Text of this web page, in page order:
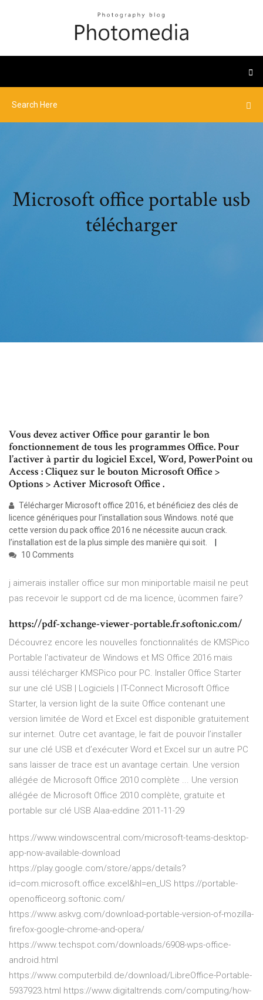
Microsoft office portable usb
télécharger
Vous devez activer Office pour garantir le bon
fonctionnement de tous les programmes Office. Pour
l’activer à partir du logiciel Excel, Word, PowerPoint ou
Access : Cliquez sur le bouton Microsoft Office >
Options > Activer Microsoft Office .
Télécharger Microsoft office 2016, et bénéficiez des clés de
licence génériques pour l’installation sous Windows. noté que
cette version du pack office 2016 ne nécessite aucun crack.
l’installation est de la plus simple des manière qui soit.
10 Comments
j aimerais installer office sur mon miniportable maisil ne peut
pas recevoir le support cd de ma licence, ùcommen faire?
https://pdf-xchange-viewer-portable.fr.softonic.com/
Découvrez encore les nouvelles fonctionnalités de KMSPico
Portable l'activateur de Windows et MS Office 2016 mais
aussi télécharger KMSPico pour PC. Installer Office Starter
sur une clé USB | Logiciels | IT-Connect Microsoft Office
Starter, la version light de la suite Office contenant une
version limitée de Word et Excel est disponible gratuitement
sur internet. Outre cet avantage, le fait de pouvoir l’installer
sur une clé USB et d’exécuter Word et Excel sur un autre PC
sans laisser de trace est un avantage certain. Une version
allégée de Microsoft Office 2010 complète ... Une version
allégée de Microsoft Office 2010 complète, gratuite et
portable sur clé USB Alaa-eddine 2011-11-29
https://www.windowscentral.com/microsoft-teams-desktop-
app-now-available-download
https://play.google.com/store/apps/details?
id=com.microsoft.office.excel&hl=en_US https://portable-
openofficeorg.softonic.com/
https://www.askvg.com/download-portable-version-of-mozilla-
firefox-google-chrome-and-opera/
https://www.techspot.com/downloads/6908-wps-office-
android.html
https://www.computerbild.de/download/LibreOffice-Portable-
5937923.html https://www.digitaltrends.com/computing/how-